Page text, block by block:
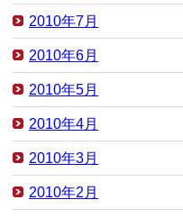
2010年7月
2010年6月
2010年5月
2010年4月
2010年3月
2010年2月